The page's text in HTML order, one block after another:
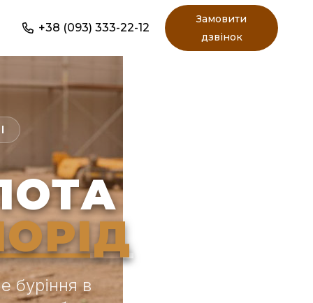
+38 (093) 333-22-12
Замовити
дзвінок
буріння в